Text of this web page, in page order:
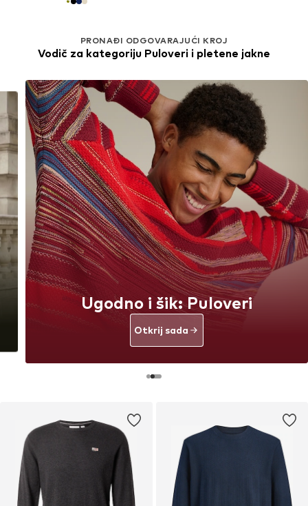
PRONAĐI ODGOVARAJUĆI KROJ
Vodič za kategoriju Puloveri i pletene jakne
Ugodno i šik: Puloveri
Otkrij sada